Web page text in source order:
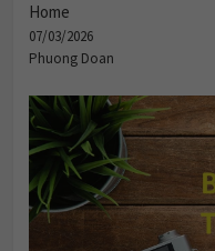
Home
07/03/2026
Phuong Doan